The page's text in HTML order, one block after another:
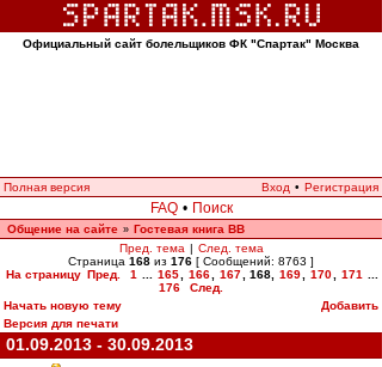
Официальный сайт болельщиков ФК "Спартак" Москва
Полная версия Вход • Регистрация
FAQ • Поиск
Общение на сайте » Гостевая книга ВВ
Пред. тема | След. тема
Страница 168 из 176 [ Сообщений: 8763 ]
На страницу Пред. 1 165 166 167 168, 169 170 171
176
След.
Начать новую тему
Добавить
Версия для печати
01.09.2013 - 30.09.2013